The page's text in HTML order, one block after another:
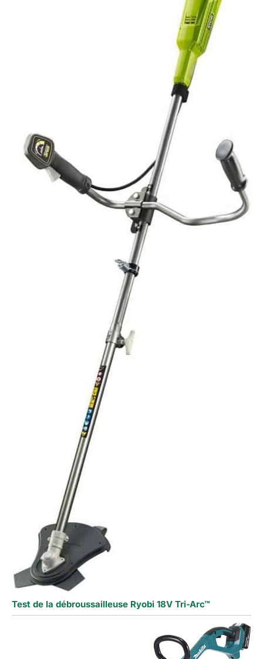
Test de la débroussailleuse Ryobi 18V Tri-Arc™